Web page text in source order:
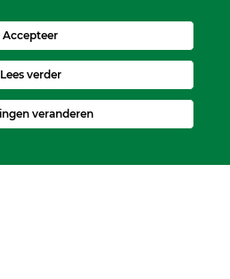
Accepteer
Lees verder
veranderen